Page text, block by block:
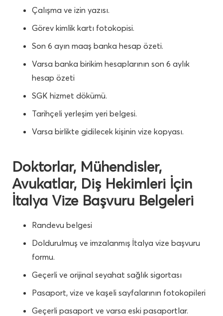
Çalışma ve izin yazısı.
Görev kimlik kartı fotokopisi.
Son 6 ayın maaş banka hesap özeti.
Varsa banka birikim hesaplarının son 6 aylık
hesap özeti
SGK hizmet dökümü.
Tarihçeli yerleşim yeri belgesi.
Varsa birlikte gidilecek kişinin vize kopyası.
Doktorlar, Mühendisler,
Avukatlar, Diş Hekimleri İçin
İtalya Vize Başvuru Belgeleri
Randevu belgesi
Doldurulmuş ve imzalanmış İtalya vize başvuru
formu.
Geçerli ve orijinal seyahat sağlık sigortası
Pasaport, vize ve kaşeli sayfalarının fotokopileri
Geçerli pasaport ve varsa eski pasaportlar.